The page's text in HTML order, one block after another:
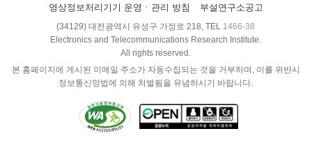
영상정보처리기기 운영ㆍ관리 방침
부설연구소공고
(34129) 대전광역시 유성구 가정로 218, TEL 1466-38
Electronics and Telecommunications Research Institute.
All rights reserved.
본 홈페이지에 게시된 이메일 주소가 자동수집되는 것을 거부하며, 이를 위반시
정보통신망법에 의해 처벌됨을 유념하시기 바랍니다.